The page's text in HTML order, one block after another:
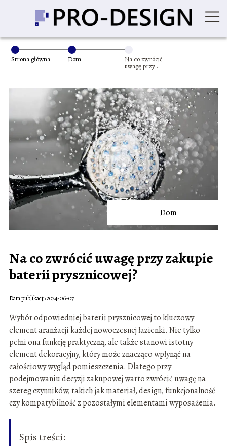
Strona główna Dom
Na co zwrócić
uwagę przy
Dom
Na co zwrócić uwagę przy zakupie
baterii prysznicowej?
Data publikacji: 2024-06-07
Wybór odpowiedniej baterii prysznicowej to kluczowy
element aranżacji każdej nowoczesnej łazienki. Nie tylko
pełni ona funkcję praktyczną, ale także stanowi istotny
element dekoracyjny, który może znacząco wpłynąć na
całościowy wygląd pomieszczenia. Dlatego przy
podejmowaniu decyzji zakupowej warto zwrócić uwagę na
szereg czynników, takich jak materiał, design, funkcjonalność
czy kompatybilność z pozostałymi elementami wyposażenia.
Spis treści: